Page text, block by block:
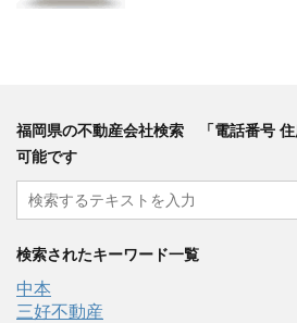
福岡県の不動産会社検索 「電話番号
可能です
検索されたキーワード一覧
中本
三好不動産